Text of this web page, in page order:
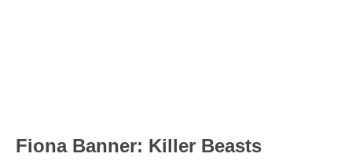
Fiona Banner: Killer Beasts